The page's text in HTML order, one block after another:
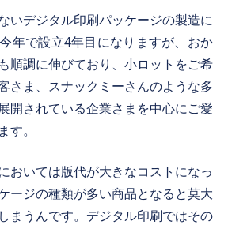
いデジタル印刷パッケージの製造に
年で設立4年目になりますが、おか
順調に伸びており、小ロットをご希
さま、スナックミーさんのような多
開されている企業さまを中心にご愛
す。
おいては版代が大きなコストになっ
ージの種類が多い商品となると莫大
まうんです。デジタル印刷ではその